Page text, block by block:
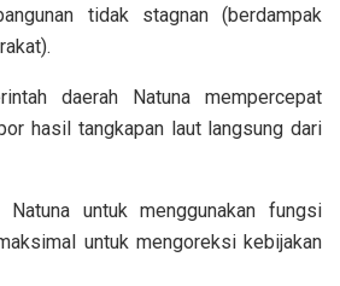
tidak stagnan (berdampak
daerah Natuna mempercepat
hasil tangkapan laut langsung dari
untuk menggunakan fungsi
untuk mengoreksi kebijakan